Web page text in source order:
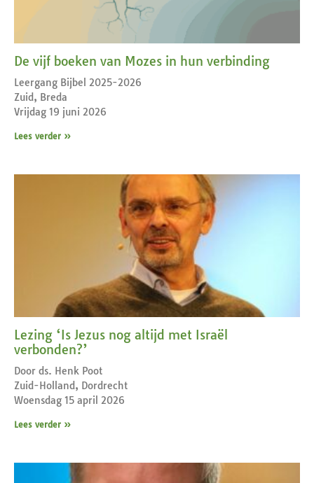
De vijf boeken van Mozes in hun verbinding
Leergang Bijbel 2025-2026
Zuid, Breda
Vrijdag 19 juni 2026
Lees verder »
Lezing ‘Is Jezus nog altijd met Israël
verbonden?’
Door ds. Henk Poot
Zuid-Holland, Dordrecht
Woensdag 15 april 2026
Lees verder »